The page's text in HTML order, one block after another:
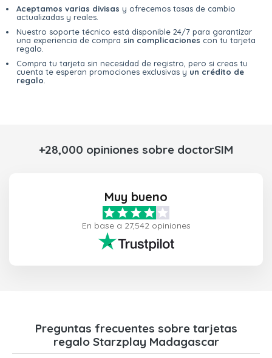
Aceptamos varias divisas y ofrecemos tasas de cambio
actualizadas y reales.
Nuestro soporte técnico está disponible 24/7 para garantizar
una experiencia de compra sin complicaciones con tu tarjeta
regalo.
Compra tu tarjeta sin necesidad de registro, pero si creas tu
cuenta te esperan promociones exclusivas y un crédito de
regalo
+28,000 opiniones sobre doctorSIM
Muy bueno
En base a 27,542 opiniones
Preguntas frecuentes sobre tarjetas
regalo Starzplay Madagascar